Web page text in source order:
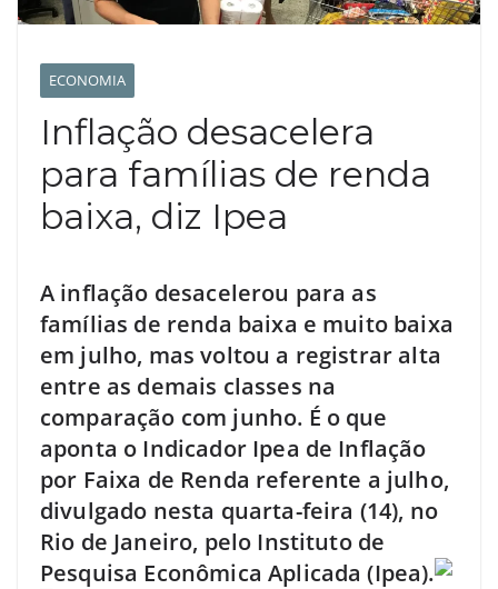
ECONOMIA
Inflação desacelera
para famílias de renda
baixa, diz Ipea
A inflação desacelerou para as
famílias de renda baixa e muito baixa
em julho, mas voltou a registrar alta
entre as demais classes na
comparação com junho. É o que
aponta o Indicador Ipea de Inflação
por Faixa de Renda referente a julho,
divulgado nesta quarta-feira (14), no
Rio de Janeiro, pelo Instituto de
Pesquisa Econômica Aplicada (Ipea).